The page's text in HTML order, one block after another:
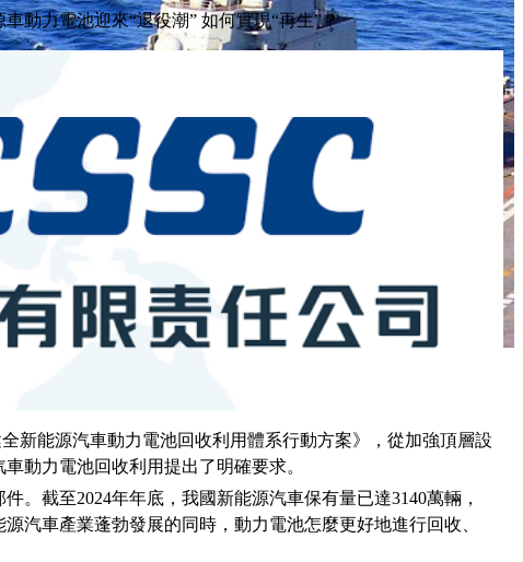
動力電池迎來“退役潮” 如何實現“再生”？
新能源汽車動力電池回收利用體系行動方案》，從加強頂層設
動力電池回收利用提出了明確要求。
。截至2024年年底，我國新能源汽車保有量已達3140萬輛，
汽車產業蓬勃發展的同時，動力電池怎麼更好地進行回收、